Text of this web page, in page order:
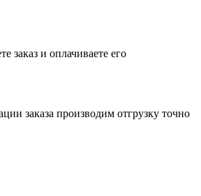
заказ и оплачиваете его
заказа производим отгрузку точно